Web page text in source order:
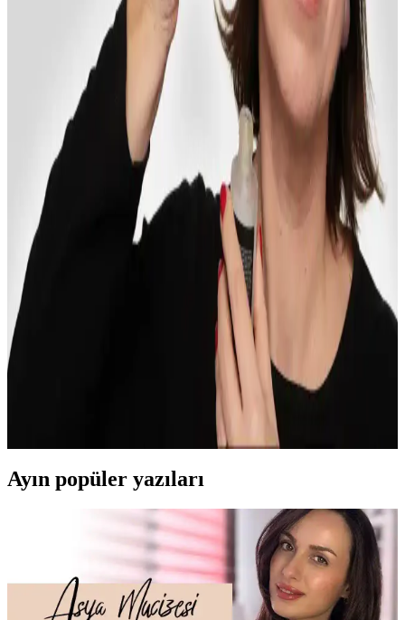
Sabah cilt bakımında sheet mask ve toner katmanlama yöntemleri
nemlendirme açısından farklı avantajlar sunar. Sheet mask pratik ve
yoğun nem sağlarken, toner katmanlama sürdürülebilir ve ekonomik
Phytoflora Masaj Başlıklı Inceltici Selülit ve Çatlak
Jeli İncelemesi ve Kullanım Rehberi
Phytoflora'nın selülit ve çatlak giderici jeli, doğal içerikleri ve pratik
kullanımıyla cilt görünümünü iyileştirir. Düzenli kullanımda gözle
görülür sonuçlar sağlar.
Makyajınızı Geliştirmek İçin Temel Teknikler ve
Ürün Seçimi Rehberi
Makyajda cilt hazırlığı, aydınlatıcı, kontür ve doğru ürün seçimi gibi
tekniklerle doğal ve etkileyici görünüm elde etmek mümkündür.
Uygulama yöntemleri ve ürün kalitesi makyajın kalıcılığını artırır.
Jennifer Myers ve Retinol ile Tretinoin
Kullanımında Bilgilendirici YouTube İçerikleri
Jennifer Myers, retinol ve tretinoin hakkında sakin ve etkileyici
anlatımıyla kapsamlı bilgiler sunar. Videoları, cilt yenilenmesi ve
yaşlanma karşıtı etkileri detaylandırır.
Ayın popüler yazıları